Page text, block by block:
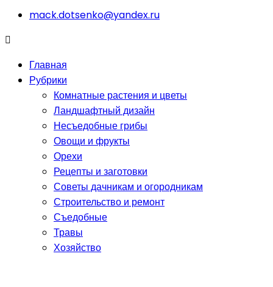
mack.dotsenko@yandex.ru
Главная
Рубрики
Комнатные растения и цветы
Ландшафтный дизайн
Несъедобные грибы
Овощи и фрукты
Орехи
Рецепты и заготовки
Советы дачникам и огородникам
Строительство и ремонт
Съедобные
Травы
Хозяйство